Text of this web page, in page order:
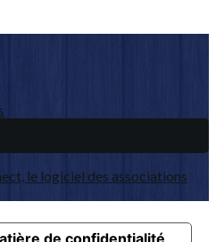
le logiciel des associations
de confidentialité